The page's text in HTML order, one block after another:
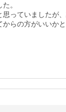
。
っていましたが
らの方がいいか